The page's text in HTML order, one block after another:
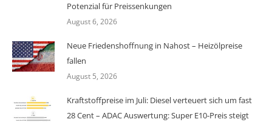
Potenzial für Preissenkungen
August 6, 2026
Neue Friedenshoffnung in Nahost – Heizölpreise
fallen
August 5, 2026
Kraftstoffpreise im Juli: Diesel verteuert sich um fast
28 Cent – ADAC Auswertung: Super E10-Preis steigt